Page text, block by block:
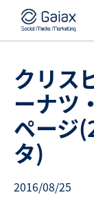
クリス
ーナツ
ページ
タ)
2016/08/25